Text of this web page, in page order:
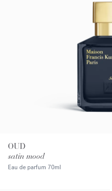
OUD
satin mood
Eau de parfum 70ml